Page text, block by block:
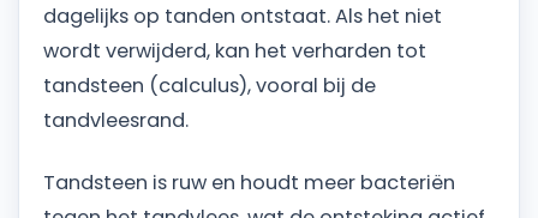
dagelijks op tanden ontstaat. Als het niet
wordt verwijderd, kan het verharden tot
tandsteen (calculus), vooral bij de
tandvleesrand.
Tandsteen is ruw en houdt meer bacteriën